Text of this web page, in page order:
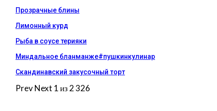
Прозрачные блины
Лимонный курд
Рыба в соусе терияки
Миндальное бланманже#пушкинкулинар
Скандинавский закусочный торт
PrevNext 1 из 2 326